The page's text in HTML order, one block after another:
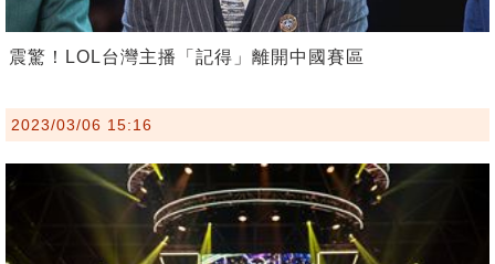
震驚！LOL台灣主播「記得」離開中國賽區
2023/03/06 15:16